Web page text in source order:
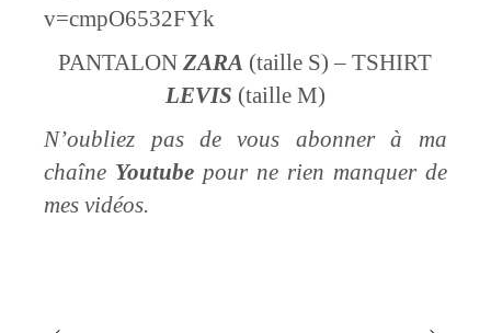
v=cmpO6532FYk
PANTALONZARA (taille S) – TSHIRT
LEVIS (taille M)
N’oubliez pas de vous abonner à ma
chaîne Youtube pour ne rien manquer de
mes vidéos.